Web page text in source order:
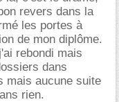
revers dans la
les portes à
de mon diplôme.
rebondi mais
dans
mais aucune suite
rien.